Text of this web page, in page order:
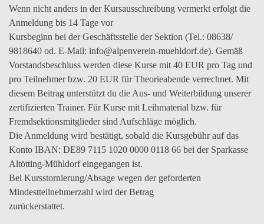
Wenn nicht anders in der Kursausschreibung vermerkt erfolgt die
Anmeldung bis 14 Tage vor
Kursbeginn bei der Geschäftsstelle der Sektion (Tel.: 08638/
9818640 od. E-Mail: info@alpenverein-muehldorf.de). Gemäß
Vorstandsbeschluss werden diese Kurse mit 40 EUR pro Tag und
pro Teilnehmer bzw. 20 EUR für Theorieabende verrechnet. Mit
diesem Beitrag unterstützt du die Aus- und Weiterbildung unserer
zertifizierten Trainer. Für Kurse mit Leihmaterial bzw. für
Fremdsektionsmitglieder sind Aufschläge möglich.
Die Anmeldung wird bestätigt, sobald die Kursgebühr auf das
Konto IBAN: DE89 7115 1020 0000 0118 66 bei der Sparkasse
Altötting-Mühldorf eingegangen ist.
Bei Kursstornierung/Absage wegen der geforderten
Mindestteilnehmerzahl wird der Betrag
zurückerstattet.